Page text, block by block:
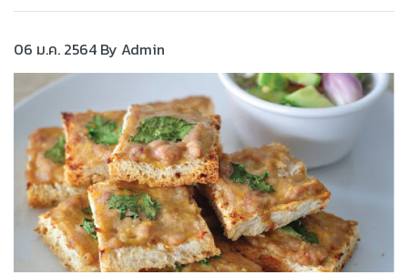
06 ม.ค. 2564 By Admin